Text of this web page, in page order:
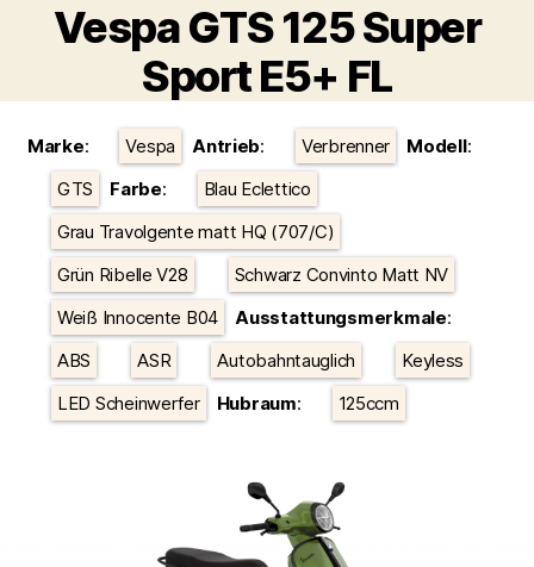
Vespa GTS 125 Super
Sport E5+ FL
Kategorien
Marke: Vespa Antrieb: Verbrenner Modell:
GTS
Farbe:
Blau Eclettico
Grau Travolgente matt HQ (707/C)
Grün Ribelle V28
Schwarz Convinto Matt NV
Weiß Innocente B04
Ausstattungsmerkmale:
ABS
ASR Autobahntauglich
Keyless
LED Scheinwerfer
Hubraum: 125ccm